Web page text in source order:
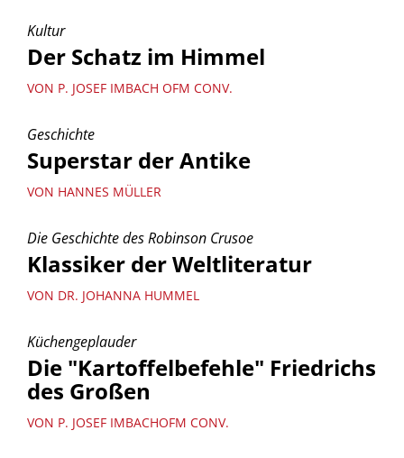
Kultur
Der Schatz im Himmel
VON P. JOSEF IMBACH OFM CONV.
Geschichte
Superstar der Antike
VON HANNES MÜLLER
Die Geschichte des Robinson Crusoe
Klassiker der Weltliteratur
VON DR. JOHANNA HUMMEL
Küchengeplauder
Die "Kartoffelbefehle" Friedrichs
des Großen
VON P. JOSEF IMBACHOFM CONV.